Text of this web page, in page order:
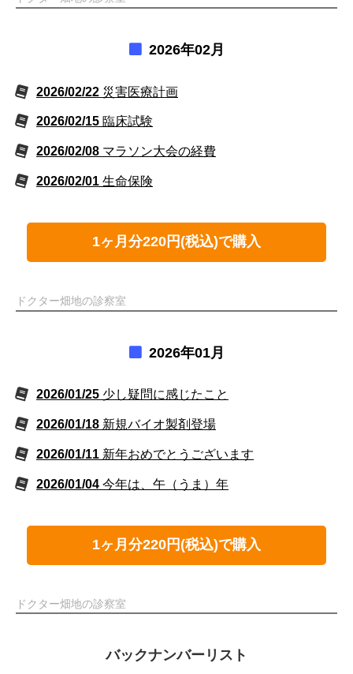
2026年02月
2026/02/22 災害医療計画
2026/02/15 臨床試験
2026/02/08 マラソン大会の経費
2026/02/01 生命保険
1ヶ月分220円(税込)で購入
ドクター畑地の診察室
2026年01月
2026/01/25 少し疑問に感じたこと
2026/01/18 新規バイオ製剤登場
2026/01/11 新年おめでとうございます
2026/01/04 今年は、午（うま）年
1ヶ月分220円(税込)で購入
ドクター畑地の診察室
バックナンバーリスト